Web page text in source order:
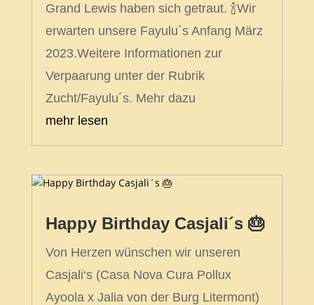
Grand Lewis haben sich getraut. 🍾Wir
erwarten unsere Fayulu´s Anfang März
2023.Weitere Informationen zur
Verpaarung unter der Rubrik
Zucht/Fayulu´s. Mehr dazu
mehr lesen
Happy Birthday Casjali´s 🎂
Von Herzen wünschen wir unseren
Casjali‘s (Casa Nova Cura Pollux
Ayoola x Jalia von der Burg Litermont)